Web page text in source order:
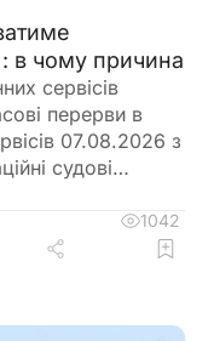
в чому причина
сервісів
перерви в
07.08.2026 з
судові
1042